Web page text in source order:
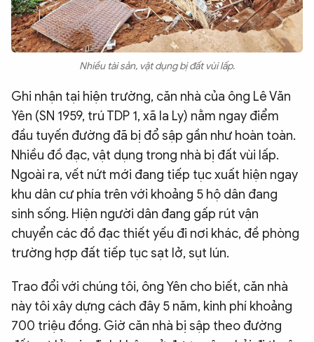
Nhiều tài sản, vật dụng bị đất vùi lấp.
Ghi nhận tại hiện trường, căn nhà của ông Lê Văn
Yên (SN 1959, trú TDP 1, xã Ia Ly) nằm ngay điểm
đầu tuyến đường đã bị đổ sập gần như hoàn toàn.
Nhiều đồ đạc, vật dụng trong nhà bị đất vùi lấp.
Ngoài ra, vết nứt mới đang tiếp tục xuất hiện ngay
khu dân cư phía trên với khoảng 5 hộ dân đang
sinh sống. Hiện người dân đang gấp rút vận
chuyển các đồ đạc thiết yếu đi nơi khác, đề phòng
trường hợp đất tiếp tục sạt lở, sụt lún.
Trao đổi với chúng tôi, ông Yên cho biết, căn nhà
này tôi xây dựng cách đây 5 năm, kinh phí khoảng
700 triệu đồng. Giờ căn nhà bị sập theo đường